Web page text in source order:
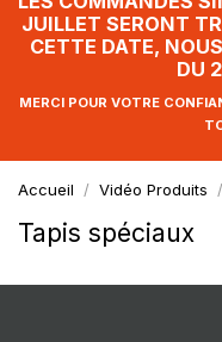
JUILLET SERONT
CETTE DATE,
DU
MERCI POUR VOTRE
Accueil Vidéo Produits
Tapis spéciaux